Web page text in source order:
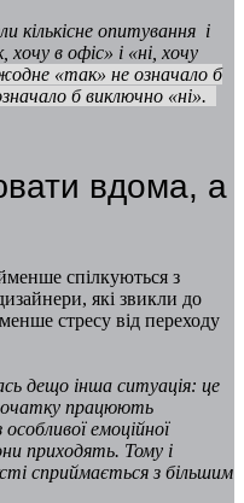
кількісне опитування і
в офіс» і «ні, хочу
«так» не означало б
б виключно «ні».
вдома, а
спілкуються з
які звикли до
стресу від переходу
дещо інша ситуація: це
працюють
емоційної
приходять. Тому і
сприймається з більшим